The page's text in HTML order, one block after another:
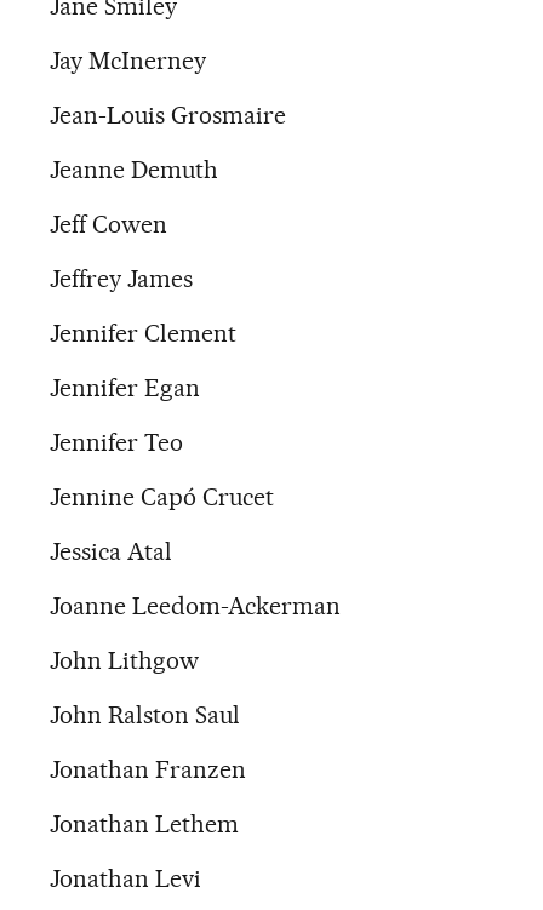
Jane Smiley
Jay McInerney
Jean-Louis Grosmaire
Jeanne Demuth
Jeff Cowen
Jeffrey James
Jennifer Clement
Jennifer Egan
Jennifer Teo
Jennine Capó Crucet
Jessica Atal
Joanne Leedom-Ackerman
John Lithgow
John Ralston Saul
Jonathan Franzen
Jonathan Lethem
Jonathan Levi